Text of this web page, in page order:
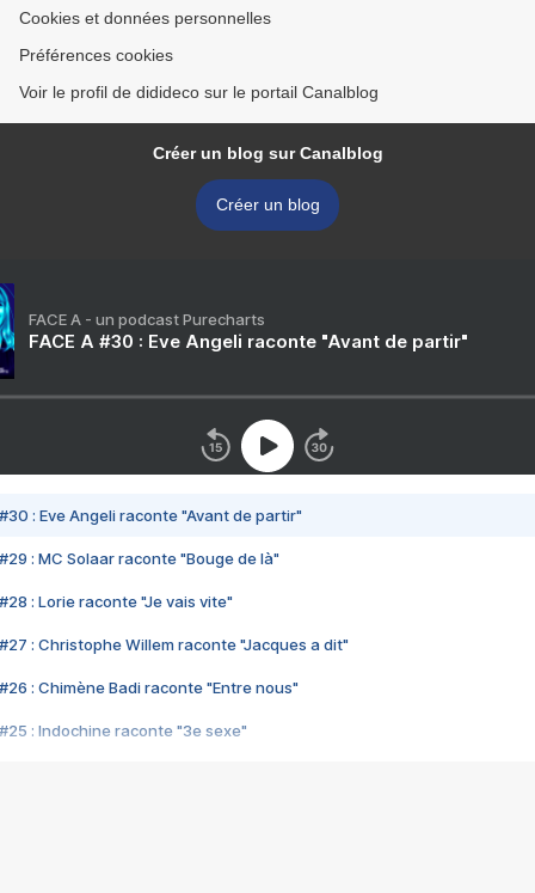
Cookies et données personnelles
Préférences cookies
Voir le profil de didideco sur le portail Canalblog
Créer un blog sur Canalblog
Créer un blog
FACE A - un podcast Purecharts
FACE A #30 : Eve Angeli raconte "Avant de partir"
#30 : Eve Angeli raconte "Avant de partir"
#29 : MC Solaar raconte "Bouge de là"
#28 : Lorie raconte "Je vais vite"
#27 : Christophe Willem raconte "Jacques a dit"
#26 : Chimène Badi raconte "Entre nous"
#25 : Indochine raconte "3e sexe"